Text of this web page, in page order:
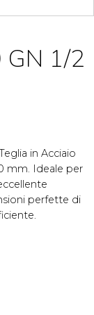
GN 1/2
in Acciaio
mm. Ideale per
perfette di